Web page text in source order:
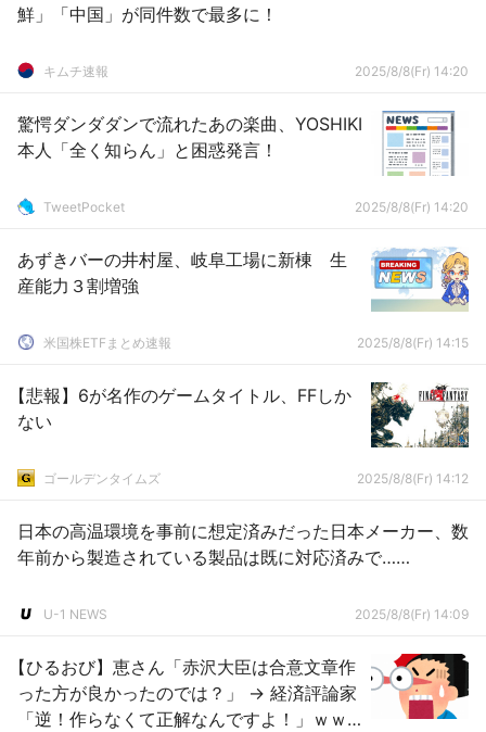
鮮」「中国」が同件数で最多に！
キムチ速報 2025/8/8(Fr) 14:20
驚愕ダンダダンで流れたあの楽曲、YOSHIKI
本人「全く知らん」と困惑発言！
TweetPocket 2025/8/8(Fr) 14:20
あずきバーの井村屋、岐阜工場に新棟 生
産能力３割増強
米国株ETFまとめ速報 2025/8/8(Fr) 14:15
【悲報】6が名作のゲームタイトル、FFしか
ない
ゴールデンタイムズ 2025/8/8(Fr) 14:12
日本の高温環境を事前に想定済みだった日本メーカー、数
年前から製造されている製品は既に対応済みで……
U-1 NEWS 2025/8/8(Fr) 14:09
【ひるおび】恵さん「赤沢大臣は合意文章作
った方が良かったのでは？」 → 経済評論家
「逆！作らなくて正解なんですよ！」ｗｗ